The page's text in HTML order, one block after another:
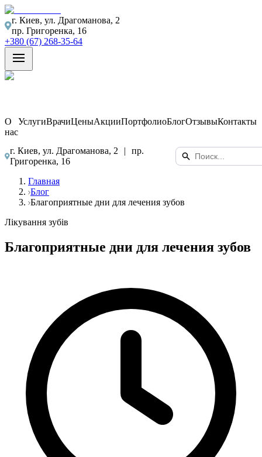
г. Киев, ул. Драгоманова, 2
пр. Григоренка, 16
+380 (67) 268-35-64
О
нас
УслугиВрачиЦеныАкцииПортфолиоБлогОтзывыКонтакты
г. Киев, ул. Драгоманова, 2 |
пр.
Григоренка, 16
Главная
Блог
Благоприятные дни для лечения зубов
Лікування зубів
Благоприятные дни для лечения зубов